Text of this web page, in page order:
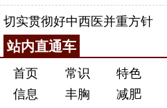
切实贯彻好中西医并重方针
站内直通车
首页 常识 特色
信息
丰胸 减肥